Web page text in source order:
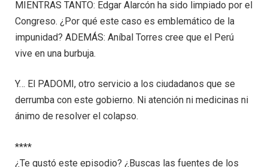
MIENTRAS TANTO: Edgar Alarcón ha sido limpiado por el
Congreso. ¿Por qué este caso es emblemático de la
impunidad? ADEMÁS: Aníbal Torres cree que el Perú
vive en una burbuja.
Y… El PADOMI, otro servicio a los ciudadanos que se
derrumba con este gobierno. Ni atención ni medicinas ni
ánimo de resolver el colapso.
****
¿Te gustó este episodio? ¿Buscas las fuentes de los